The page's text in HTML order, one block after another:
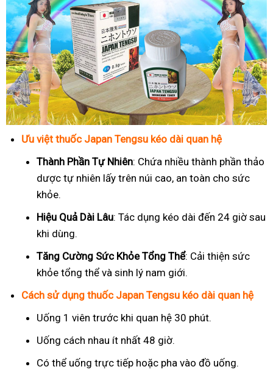
Ưu việt thuốc Japan Tengsu kéo dài quan hệ
Thành Phần Tự Nhiên: Chứa nhiều thành phần thảo
dược tự nhiên lấy trên núi cao, an toàn cho sức
khỏe.
Hiệu Quả Dài Lâu: Tác dụng kéo dài đến 24 giờ sau
khi dùng.
Tăng Cường Sức Khỏe Tổng Thể: Cải thiện sức
khỏe tổng thể và sinh lý nam giới.
Cách sử dụng thuốc Japan Tengsu kéo dài quan hệ
Uống 1 viên trước khi quan hệ 30 phút.
Uống cách nhau ít nhất 48 giờ.
Có thể uống trực tiếp hoặc pha vào đồ uống.